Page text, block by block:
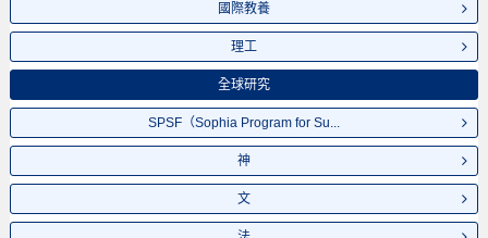
國際教養
理工
全球研究
SPSF（Sophia Program for Su...
神
文